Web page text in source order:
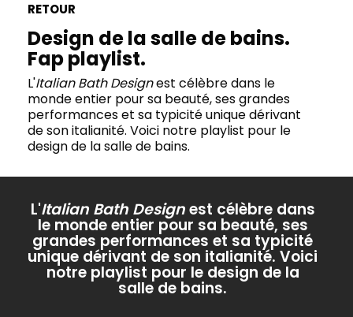
RETOUR
Design de la salle de bains.
Fap playlist.
L'Italian Bath Designest célèbre dans le
monde entier pour sa beauté, ses grandes
performances et sa typicité unique dérivant
de son italianité. Voici notre playlist pour le
design de la salle de bains.
L'Italian Bath Designest célèbre dans
le monde entier pour sa beauté, ses
grandes performances et sa typicité
unique dérivant de son italianité. Voici
notre playlist pour le design de la
salle de bains.